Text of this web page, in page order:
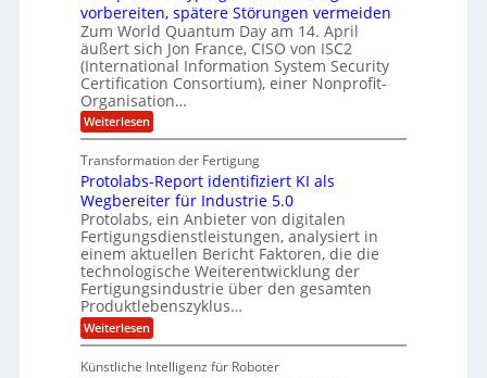
-
D
o
l
l
a
r
A
u
n
d
L
a
t
e
i
n
a
m
e
r
i
k
a
u
s
t
o
m
e
r
O
ff
i
c
e
r
t
K
o
m
p
e
t
e
n
z
z
e
n
t
r
u
m
f
ü
r
3
D
-
r
r
a
g
s
d
ä
m
p
f
e
r
ü
r
d
e
n
M
a
s
c
h
i
e
vorbereiten, spätere Störungen vermeiden
Zum World Quantum Day am 14. April
äußert sich Jon France, CISO von ISC2
(International Information System Security
Certification Consortium), einer Nonprofit-
Organisation…
Weiterlesen:
P
s
t
q
u
a
n
t
e
n
k
r
y
p
t
Transformation der Fertigung
Protolabs-Report identifiziert KI als
Wegbereiter für Industrie 5.0
Protolabs, ein Anbieter von digitalen
Fertigungsdienstleistungen, analysiert in
einem aktuellen Bericht Faktoren, die die
technologische Weiterentwicklung der
Fertigungsindustrie über den gesamten
Produktlebenszyklus…
Weiterlesen:
P
o
Künstliche Intelligenz für Roboter